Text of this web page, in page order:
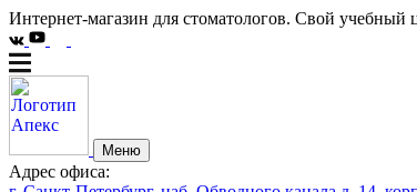
Интернет-магазин для стоматологов. Свой
Меню
Адрес офиса: